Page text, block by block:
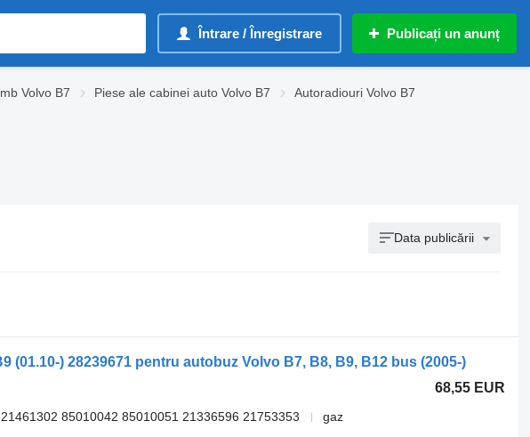
Întrare / Înregistrare Publicați un anunț
Volvo B7 Piese ale cabinei auto Volvo B7
Autoradiouri Volvo B7
Data publicării
(01.10-) 28239671 pentru autobuz Volvo B7, B8, B9, B12 bus (2005-)
68,55 EUR
85010042 85010051 21336596 21753353
gaz